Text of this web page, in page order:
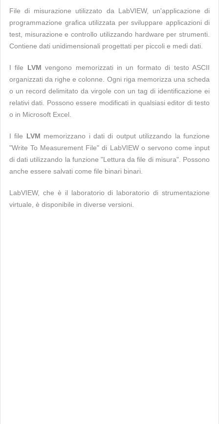
File di misurazione utilizzato da LabVIEW, un'applicazione di
programmazione grafica utilizzata per sviluppare applicazioni di
test, misurazione e controllo utilizzando hardware per strumenti.
Contiene dati unidimensionali progettati per piccoli e medi dati.
I file LVM vengono memorizzati in un formato di testo ASCII
organizzati da righe e colonne. Ogni riga memorizza una scheda
o un record delimitato da virgole con un tag di identificazione ei
relativi dati. Possono essere modificati in qualsiasi editor di testo
o in Microsoft Excel.
I file LVM memorizzano i dati di output utilizzando la funzione
"Write To Measurement File" di LabVIEW o servono come input
di dati utilizzando la funzione "Lettura da file di misura". Possono
anche essere salvati come file binari binari.
LabVIEW, che è il laboratorio di laboratorio di strumentazione
virtuale, è disponibile in diverse versioni.